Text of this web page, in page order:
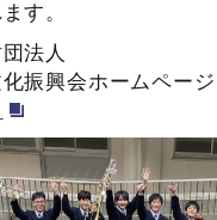
す。
法人
振興会ホームペー